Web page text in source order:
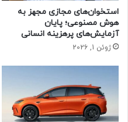
فرآیند به افراد کمک می‌کند
کنار بگذارند و با تغییر قوانین
فرآیند به شدت به سیگنال‌دهی
روش‌های تحقیقاتی و یافته‌ها
در این مطالعه، پژوهشگران از
کردند که ترکیبی از اپتیک یا
استفاده از نور، فعالیت
استخوان‌های مجازی مجهز به
هوش مصنوعی؛ پایان
آزمایش‌های پرهزینه انسانی
ژوئن 1, 2026